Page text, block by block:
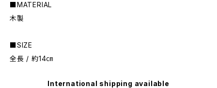
■MATERIAL
木製
■SIZE
全長 / 約14㎝
International shipping available